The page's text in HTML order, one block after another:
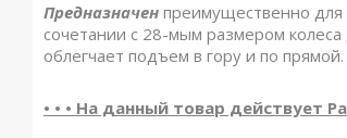
Предназначен преимущественно для
сочетании с 28-мым размером
облегчает подъем в гору и по прямой.
• • • На данный товар действует